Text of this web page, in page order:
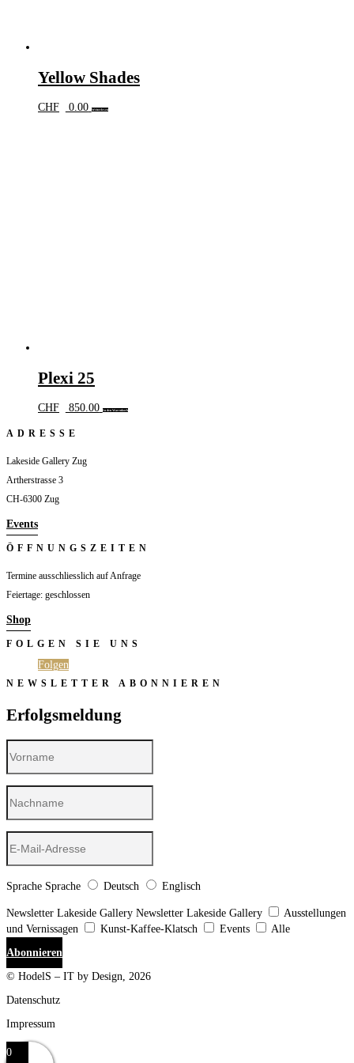
Yellow Shades
CHF 0.00 Weiterlesen
Plexi 25
CHF 850.00 In den Warenkorb
ADRESSE
Lakeside Gallery Zug
Artherstrasse 3
CH-6300 Zug
Events
ÖFFNUNGSZEITEN
Termine ausschliesslich auf Anfrage
Feiertage: geschlossen
Shop
FOLGEN SIE UNS
Folgen
NEWSLETTER ABONNIEREN
Erfolgsmeldung
Sprache Sprache Deutsch Englisch
Newsletter Lakeside Gallery Newsletter Lakeside Gallery
Ausstellungen
und Vernissagen
Kunst-Kaffee-Klatsch Events
Alle
Abonnieren
© HodelS – IT by Design, 2026
Datenschutz
Impressum
0